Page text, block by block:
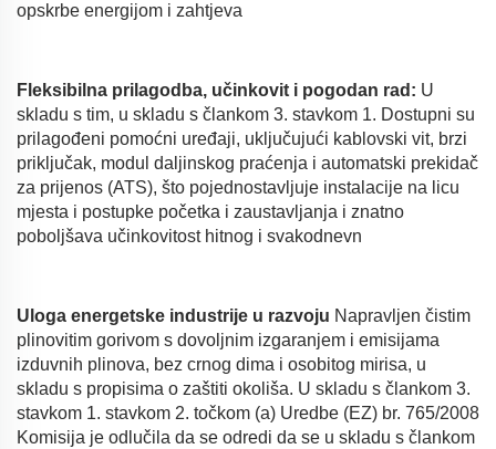
opskrbe energijom i zahtjeva
Fleksibilna prilagodba, učinkovit i pogodan rad: U
skladu s tim, u skladu s člankom 3. stavkom 1. Dostupni su
prilagođeni pomoćni uređaji, uključujući kablovski vit, brzi
priključak, modul daljinskog praćenja i automatski prekidač
za prijenos (ATS), što pojednostavljuje instalacije na licu
mjesta i postupke početka i zaustavljanja i znatno
poboljšava učinkovitost hitnog i svakodnevn
Uloga energetske industrije u razvoju Napravljen čistim
plinovitim gorivom s dovoljnim izgaranjem i emisijama
izduvnih plinova, bez crnog dima i osobitog mirisa, u
skladu s propisima o zaštiti okoliša. U skladu s člankom 3.
stavkom 1. stavkom 2. točkom (a) Uredbe (EZ) br. 765/2008
Komisija je odlučila da se odredi da se u skladu s člankom